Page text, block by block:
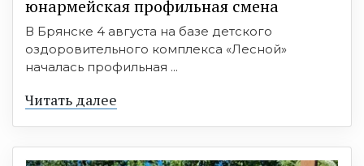
юнармейская профильная смена
В Брянске 4 августа на базе детского
оздоровительного комплекса «Лесной»
началась профильная ...
Читать далее